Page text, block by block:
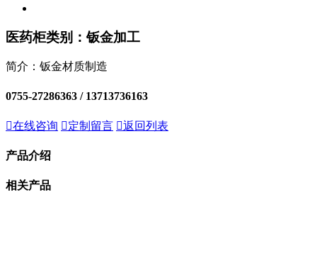
医药柜类别：钣金加工
简介：钣金材质制造
0755-27286363 / 13713736163
在线咨询 定制留言 返回列表
产品介绍
相关产品